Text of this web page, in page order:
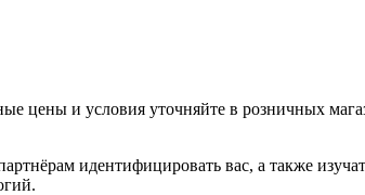
цены и условия уточняйте в розничных
идентифицировать вас, а также